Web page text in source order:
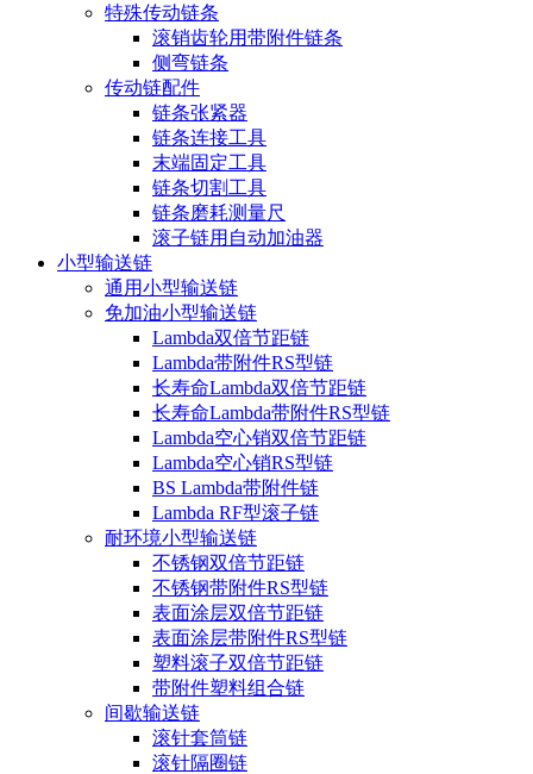
特殊传动链条
滚销齿轮用带附件链条
侧弯链条
传动链配件
链条张紧器
链条连接工具
末端固定工具
链条切割工具
链条磨耗测量尺
滚子链用自动加油器
小型输送链
通用小型输送链
免加油小型输送链
Lambda双倍节距链
Lambda带附件RS型链
长寿命Lambda双倍节距链
长寿命Lambda带附件RS型链
Lambda空心销双倍节距链
Lambda空心销RS型链
BS Lambda带附件链
Lambda RF型滚子链
耐环境小型输送链
不锈钢双倍节距链
不锈钢带附件RS型链
表面涂层双倍节距链
表面涂层带附件RS型链
塑料滚子双倍节距链
带附件塑料组合链
间歇输送链
滚针套筒链
滚针隔圈链